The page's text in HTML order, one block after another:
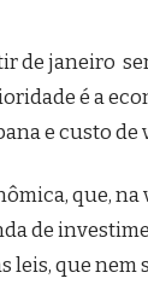
de janeiro
é a
e custo
que,
de
leis, que